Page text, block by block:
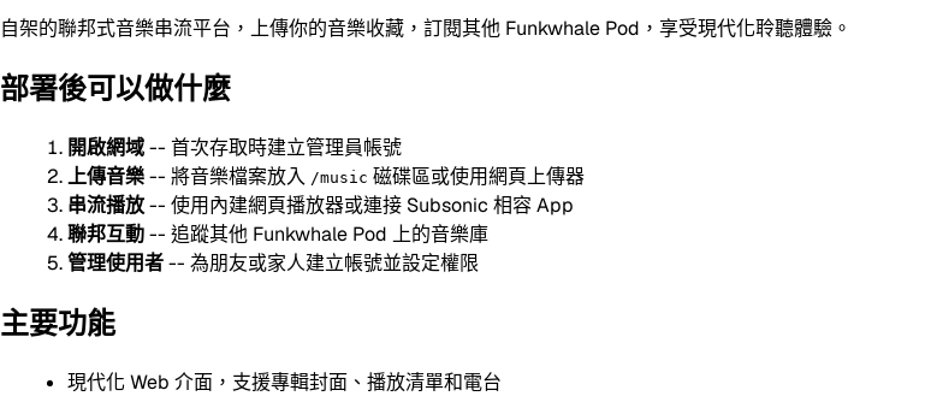
自架的聯邦式音樂串流平台，上傳你的音樂收藏，訂閱其他 Funkwhale Pod，享受現代化聆聽體驗。
部署後可以做什麼
開啟網域-- 首次存取時建立管理員帳號
上傳音樂-- 將音樂檔案放入 /music 磁碟區或使用網頁上傳器
串流播放-- 使用內建網頁播放器或連接 Subsonic 相容 App
聯邦互動-- 追蹤其他 Funkwhale Pod 上的音樂庫
管理使用者-- 為朋友或家人建立帳號並設定權限
主要功能
現代化 Web 介面，支援專輯封面、播放清單和電台